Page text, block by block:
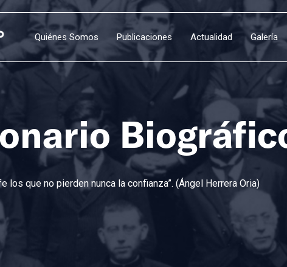
Quiénes Somos Publicaciones Actualidad Galería
los que no pierden nunca la confianza”. (Ángel Herrera Oria)